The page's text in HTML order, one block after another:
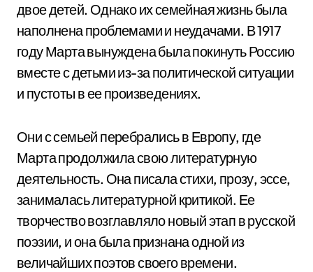
двое детей. Однако их семейная жизнь была
наполнена проблемами и неудачами. В 1917
году Марта вынуждена была покинуть Россию
вместе с детьми из-за политической ситуации
и пустоты в ее произведениях.
Они с семьей перебрались в Европу, где
Марта продолжила свою литературную
деятельность. Она писала стихи, прозу, эссе,
занималась литературной критикой. Ее
творчество возглавляло новый этап в русской
поэзии, и она была признана одной из
величайших поэтов своего времени.